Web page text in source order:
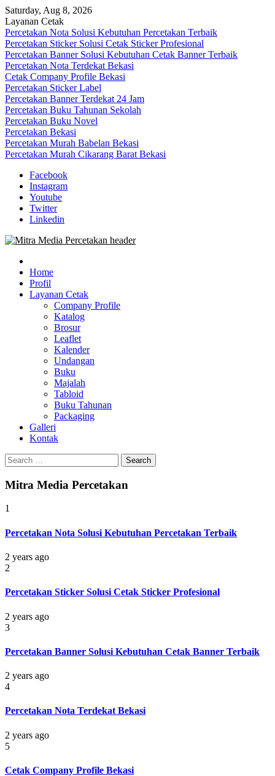
Skip
to
content
Saturday, Aug 8, 2026
Layanan Cetak
Percetakan Nota Solusi Kebutuhan Percetakan Terbaik
Percetakan Sticker Solusi Cetak Sticker Profesional
Percetakan Banner Solusi Kebutuhan Cetak Banner Terbaik
Percetakan Nota Terdekat Bekasi
Cetak Company Profile Bekasi
Percetakan Sticker Label
Percetakan Banner Terdekat 24 Jam
Percetakan Buku Tahunan Sekolah
Percetakan Buku Novel
Percetakan Bekasi
Percetakan Murah Babelan Bekasi
Percetakan Murah Cikarang Barat Bekasi
Facebook
Instagram
Youtube
Twitter
Linkedin
Mitra Media Percetakan Bekasi
0813-1670-6191
0813-1670-6191 (Call/WA) Perusahaan Tempat Alamat Jasa Pusat
Percetakan Bekasi Barat Timur Utara Selatan Murah 24 Jam
Home
Profil
Layanan Cetak
Company Profile
Katalog
Brosur
Leaflet
Kalender
Undangan
Buku
Majalah
Tabloid
Buku Tahunan
Packaging
Galleri
Kontak
Search
for:
Mitra Media Percetakan
1
Percetakan Nota Solusi Kebutuhan Percetakan Terbaik
2 years ago
2
Percetakan Sticker Solusi Cetak Sticker Profesional
2 years ago
3
Percetakan Banner Solusi Kebutuhan Cetak Banner Terbaik
2 years ago
4
Percetakan Nota Terdekat Bekasi
2 years ago
5
Cetak Company Profile Bekasi